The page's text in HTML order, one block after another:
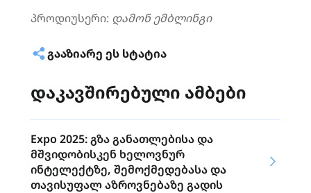
პროდიუსერი: დამონ ემბლინგი
ᲒᲐᲐᲖᲘᲐᲠᲔ ᲔᲡ ᲡᲢᲐᲢᲘᲐ
დაკავშირებული ამბები
Expo 2025: გზა განათლებისა და
მშვიდობისკენ ხელოვნურ
ინტელექტზე, შემოქმედებასა და
თავისუფალ აზროვნებაზე გადის